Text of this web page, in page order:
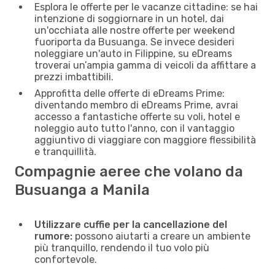
Esplora le offerte per le vacanze cittadine: se hai
intenzione di soggiornare in un hotel, dai
un'occhiata alle nostre offerte per weekend
fuoriporta da Busuanga. Se invece desideri
noleggiare un'auto in Filippine, su eDreams
troverai un’ampia gamma di veicoli da affittare a
prezzi imbattibili.
Approfitta delle offerte di eDreams Prime:
diventando membro di eDreams Prime, avrai
accesso a fantastiche offerte su voli, hotel e
noleggio auto tutto l'anno, con il vantaggio
aggiuntivo di viaggiare con maggiore flessibilità
e tranquillità.
Compagnie aeree che volano da
Busuanga a Manila
Utilizzare cuffie per la cancellazione del
rumore: possono aiutarti a creare un ambiente
più tranquillo, rendendo il tuo volo più
confortevole.